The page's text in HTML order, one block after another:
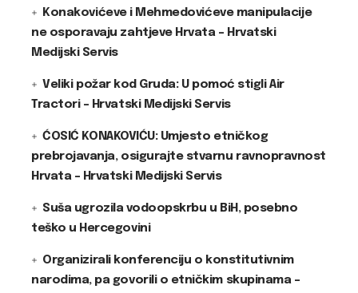
Konakovićeve i Mehmedovićeve manipulacije
ne osporavaju zahtjeve Hrvata – Hrvatski
Medijski Servis
Veliki požar kod Gruda: U pomoć stigli Air
Tractori – Hrvatski Medijski Servis
ĆOSIĆ KONAKOVIĆU: Umjesto etničkog
prebrojavanja, osigurajte stvarnu ravnopravnost
Hrvata – Hrvatski Medijski Servis
Suša ugrozila vodoopskrbu u BiH, posebno
teško u Hercegovini
Organizirali konferenciju o konstitutivnim
narodima, pa govorili o etničkim skupinama –